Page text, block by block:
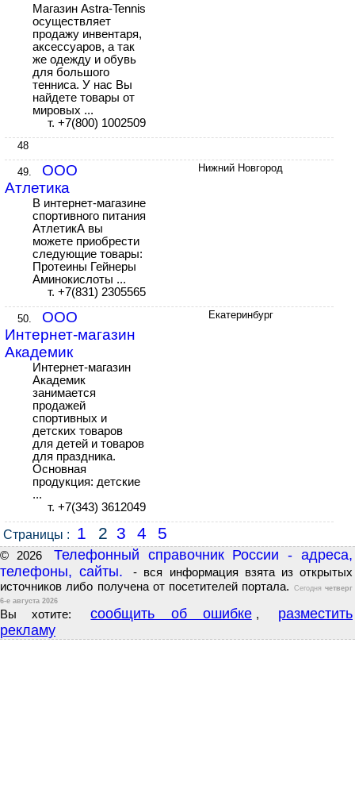
Магазин Astra-Tennis
осуществляет
продажу инвентаря,
аксессуаров, а так
же одежду и обувь
для большого
тенниса. У нас Вы
найдете товары от
мировых ...
т. +7(800) 1002509
48
49.
ООО
Атлетика
В интернет-магазине
спортивного питания
АтлетикА вы
можете приобрести
следующие товары:
Протеины Гейнеры
Аминокислоты ...
т. +7(831) 2305565
Нижний Новгород
50.
ООО
Интернет-магазин
Академик
Интернет-магазин
Академик
занимается
продажей
спортивных и
детских товаров
для детей и товаров
для праздника.
Основная
продукция: детские
...
т. +7(343) 3612049
Екатеринбург
Страницы : 1 2 3 4 5
© 2026
Телефонный справочник России - адреса,
телефоны, сайты.
- вся информация взята из открытых
источников либо получена от посетителей портала.
Сегоднячетверг
6-е августа 2026
Вы хотите: сообщить об ошибке ,
разместить
рекламу